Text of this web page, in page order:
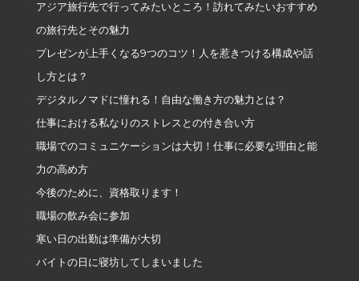
アジア旅行先で行ってみたいところ！訪れてみたいおすすめ
の旅行先とその魅力
プレゼンが上手くなる9つのコツ！人を惹きつける構成や話
し方とは？
デジタルノマドに憧れる！自由な働き方の魅力とは？
仕事における私なりのストレスとの付き合い方
職場でのコミュニケーションは大切！仕事に必要な理由と能
力の高め方
今後のために、資格取ります！
職場の飲み会に参加
寒い日の出勤は準備が大切
バイトの日に寝坊してしまいました